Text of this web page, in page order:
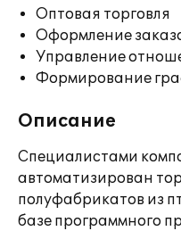
Оптовая торговля
Оформление
Управление
Формирование
Описание
Специалистами
автоматизирован
полуфабрикатов из
базе программного